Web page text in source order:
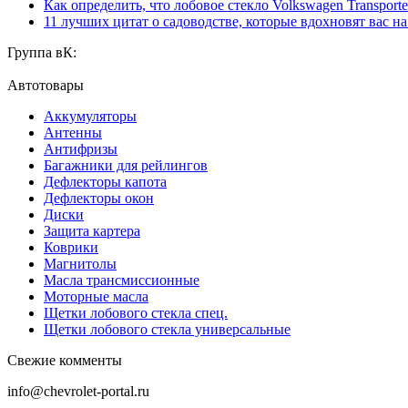
Как определить, что лобовое стекло Volkswagen
11 лучших цитат о садоводстве, которые вдохновят вас
Группа вК:
Автотовары
Аккумуляторы
Антенны
Антифризы
Багажники для рейлингов
Дефлекторы капота
Дефлекторы окон
Диски
Защита картера
Коврики
Магнитолы
Масла трансмиссионные
Моторные масла
Щетки лобового стекла спец.
Щетки лобового стекла универсальные
Свежие комменты
info@chevrolet-portal.ru